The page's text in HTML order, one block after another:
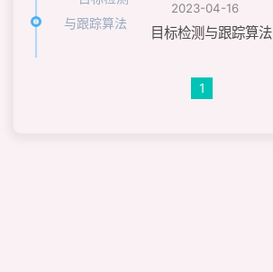
2023-04-16
目标检测与跟踪算法
1